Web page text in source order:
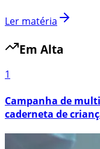
Ler matéria
Em Alta
1
Campanha de
caderneta de